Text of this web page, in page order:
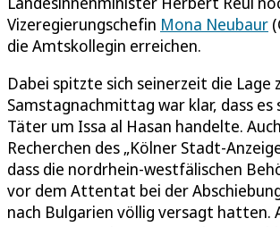
Vizeregierungschefin Mona Neubaur
die Amtskollegin erreichen.
Dabei spitzte sich seinerzeit die Lage
Samstagnachmittag war klar, dass es
Täter um Issa al Hasan handelte.
Recherchen des „Kölner Stadt-
dass die nordrhein-westfälischen
vor dem Attentat bei der
nach Bulgarien völlig versagt hatten.